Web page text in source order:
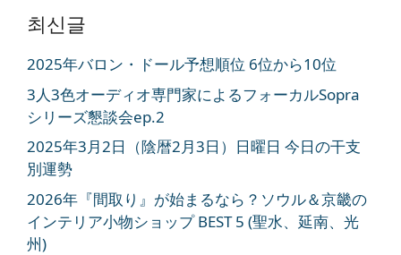
최신글
2025年バロン・ドール予想順位 6位から10位
3人3色オーディオ専門家によるフォーカルSopra
シリーズ懇談会ep.2
2025年3月2日（陰暦2月3日）日曜日 今日の干支
別運勢
2026年『間取り』が始まるなら？ソウル＆京畿の
インテリア小物ショップ BEST 5 (聖水、延南、光
州)